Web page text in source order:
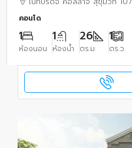
คอนโด
1
ห้องนอน
1
ห้องน้ำ
26
ตร.ม.
1
ตร.ว.